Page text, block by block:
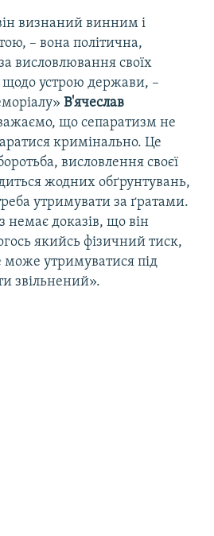
визнаний винним і
– вона політична,
висловлювання своїх
щодо устрою держави, –
В'ячеслав
що сепаратизм не
кримінально. Це
висловлення своєї
жодних обґрунтувань,
утримувати за ґратами.
доказів, що він
якийсь фізичний тиск,
може утримуватися під
звільнений».